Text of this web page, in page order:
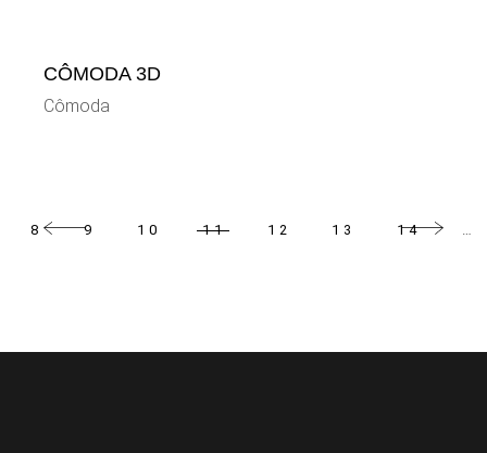
CÔMODA 3D
Cômoda
8 9 10 11 12 13 14 …